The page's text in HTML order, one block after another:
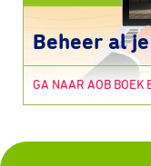
Beheer al
GA NAAR AOB BOEK